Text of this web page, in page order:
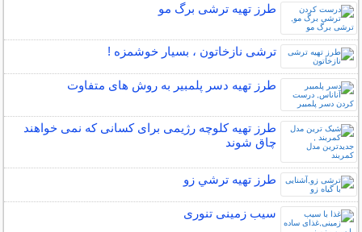
طرز تهیه ترشی برگ مو
ترشی نازخاتون ، بسیار خوشمزه !
طرز تهیه دسر پلمبیر به روش های متفاوت
طرز تهیه کلوچه رژیمی برای کسانی که نمی خواهند
چاق شوند
طرز تهیه ترشي زو
سیب زمینی تنوری